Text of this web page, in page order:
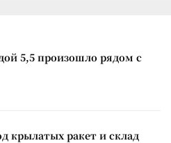
5,5 произошло рядом с
крылатых ракет и склад